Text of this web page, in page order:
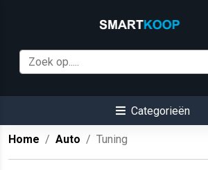
Categorieën
Home Auto Tuning